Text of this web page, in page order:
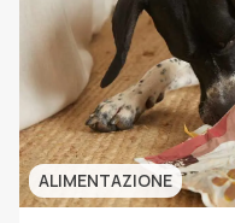
ALIMENTAZIONE